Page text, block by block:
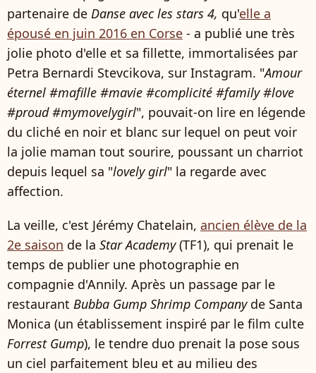
partenaire de Danse avec les stars 4, qu'elle a
épousé en juin 2016 en Corse - a publié une très
jolie photo d'elle et sa fillette, immortalisées par
Petra Bernardi Stevcikova, sur Instagram. "Amour
éternel #mafille #mavie #complicité #family #love
#proud #mymovelygirl", pouvait-on lire en légende
du cliché en noir et blanc sur lequel on peut voir
la jolie maman tout sourire, poussant un charriot
depuis lequel sa "lovely girl" la regarde avec
affection.
La veille, c'est Jérémy Chatelain, ancien élève de la
2e saison de la Star Academy(TF1), qui prenait le
temps de publier une photographie en
compagnie d'Annily. Après un passage par le
restaurant Bubba Gump Shrimp Companyde Santa
Monica (un établissement inspiré par le film culte
Forrest Gump), le tendre duo prenait la pose sous
un ciel parfaitement bleu et au milieu des